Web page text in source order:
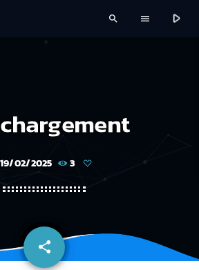
search menu play_arrow
19/02/2025 3
share
email